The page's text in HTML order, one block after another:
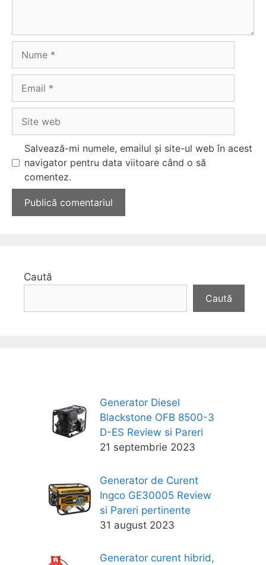
web
Salvează-mi numele, emailul și site-ul web în acest
navigator pentru data viitoare când o să
comentez.
Caută
Caută
Generator Diesel
Blackstone OFB 8500-3
D-ES Review si Pareri
21 septembrie 2023
Generator de Curent
Ingco GE30005 Review
si Pareri pertinente
31 august 2023
Generator curent hibrid,